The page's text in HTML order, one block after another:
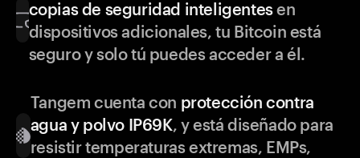
copias de seguridad inteligentesen
dispositivos adicionales, tu Bitcoin está
seguro y solo tú puedes acceder a él.
Tangem cuenta con protección contra
agua y polvo IP69K, y está diseñado para
resistir temperaturas extremas, EMPs,